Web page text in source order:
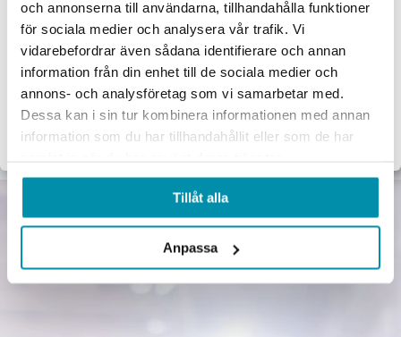
och annonserna till användarna, tillhandahålla funktioner
för sociala medier och analysera vår trafik. Vi
vidarebefordrar även sådana identifierare och annan
information från din enhet till de sociala medier och
annons- och analysföretag som vi samarbetar med.
Dessa kan i sin tur kombinera informationen med annan
information som du har tillhandahållit eller som de har
Tillåt alla
Anpassa
Verktyg Maskiner Förbrukningsvaror Mätinstrument
Lås & beslag
Proffsbutiken
Jag handlar som:
Företag
Exkl. moms
Privat
Inkl. moms